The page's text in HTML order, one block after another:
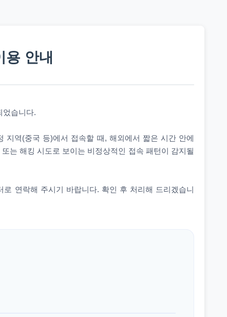
용 안내
었습니다.
지역(중국 등)에서 접속할 때, 해외에서 짧은 시간 안에
는 해킹 시도로 보이는 비정상적인 접속 패턴이 감지될
연락해 주시기 바랍니다. 확인 후 처리해 드리겠습니